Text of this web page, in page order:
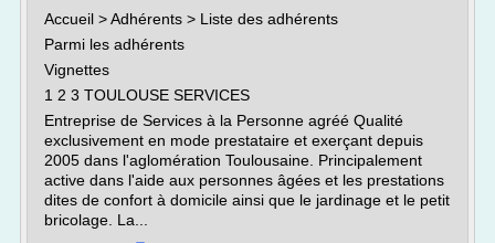
Accueil > Adhérents > Liste des adhérents
Parmi les adhérents
Vignettes
1 2 3 TOULOUSE SERVICES
Entreprise de Services à la Personne agréé Qualité
exclusivement en mode prestataire et exerçant depuis
2005 dans l'aglomération Toulousaine. Principalement
active dans l'aide aux personnes âgées et les prestations
dites de confort à domicile ainsi que le jardinage et le petit
bricolage. La...